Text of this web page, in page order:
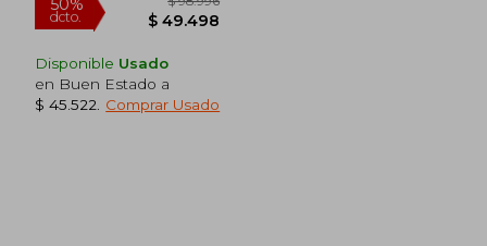
Disponible Usado
en Buen Estado a
$ 45.522
Comprar Usado